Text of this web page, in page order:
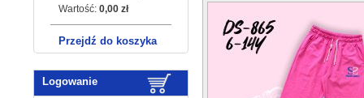
Wartość: 0,00 zł
Przejdź do koszyka
Logowanie